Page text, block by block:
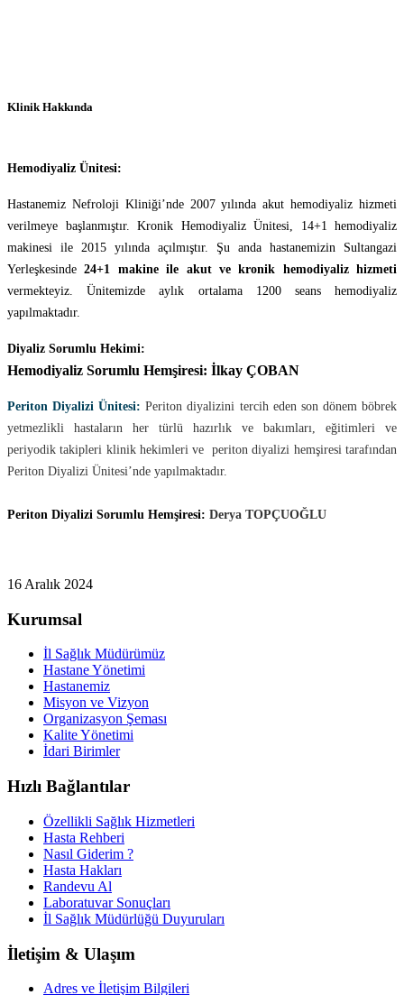
Klinik Hakkında
Hemodiyaliz Ünitesi:
Hastanemiz Nefroloji Kliniği’nde 2007 yılında akut hemodiyaliz hizmeti
verilmeye başlanmıştır. Kronik Hemodiyaliz Ünitesi, 14+1 hemodiyaliz
makinesi ile 2015 yılında açılmıştır. Şu anda hastanemizin Sultangazi
Yerleşkesinde24+1 makine ile akut ve kronik hemodiyaliz hizmeti
vermekteyiz. Ünitemizde aylık ortalama 1200 seans hemodiyaliz
yapılmaktadır.
Diyaliz Sorumlu Hekimi:
Hemodiyaliz Sorumlu Hemşiresi: İlkay ÇOBAN
Periton Diyalizi Ünitesi:Periton diyalizini tercih eden son dönem böbrek
yetmezlikli hastaların her türlü hazırlık ve bakımları, eğitimleri ve
periyodik takipleri klinik hekimleri ve periton diyalizi hemşiresi tarafından
Periton Diyalizi Ünitesi’nde yapılmaktadır.
Periton Diyalizi Sorumlu Hemşiresi: Derya TOPÇUOĞLU
16 Aralık 2024
Kurumsal
İl Sağlık Müdürümüz
Hastane Yönetimi
Hastanemiz
Misyon ve Vizyon
Organizasyon Şeması
Kalite Yönetimi
İdari Birimler
Hızlı Bağlantılar
Özellikli Sağlık Hizmetleri
Hasta Rehberi
Nasıl Giderim ?
Hasta Hakları
Randevu Al
Laboratuvar Sonuçları
İl Sağlık Müdürlüğü Duyuruları
İletişim & Ulaşım
Adres ve İletişim Bilgileri